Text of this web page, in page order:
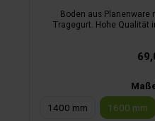
Boden aus Planenware
Tragegurt. Hohe Qualität
1400 mm
1600 mm